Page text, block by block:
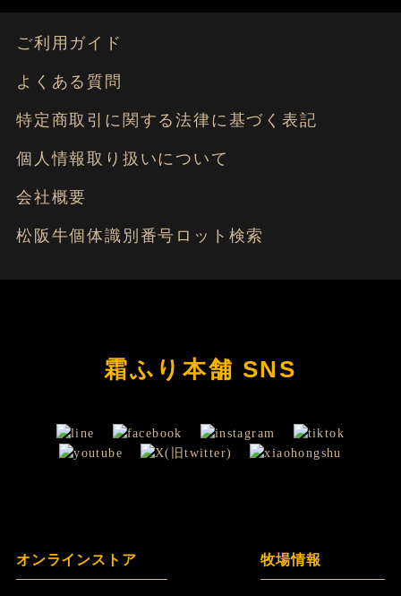
ご利用ガイド
よくある質問
特定商取引に関する法律に基づく表記
個人情報取り扱いについて
会社概要
松阪牛個体識別番号ロット検索
霜ふり本舗 SNS
オンラインストア 牧場情報